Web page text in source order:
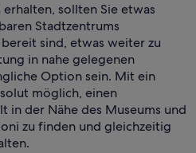
sollten Sie etwas
Stadtzentrums
sind, etwas weiter zu
in nahe gelegenen
Option sein. Mit ein
möglich, einen
in der Nähe des Museums und
zu finden und gleichzeitig